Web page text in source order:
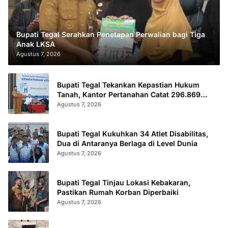
Bupati Tegal Serahkan Penetapan Perwalian bagi Tiga
Anak LKSA
Agustus 7, 2026
Bupati Tegal Tekankan Kepastian Hukum
Tanah, Kantor Pertanahan Catat 296.869
Sertifikat Terbit
Agustus 7, 2026
Bupati Tegal Kukuhkan 34 Atlet Disabilitas,
Dua di Antaranya Berlaga di Level Dunia
Agustus 7, 2026
Bupati Tegal Tinjau Lokasi Kebakaran,
Pastikan Rumah Korban Diperbaiki
Agustus 7, 2026